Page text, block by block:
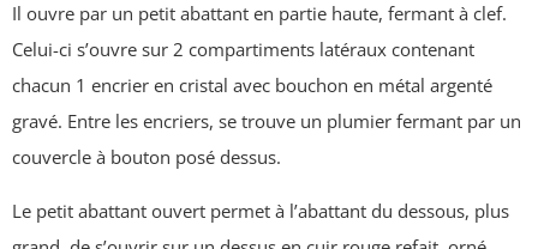
Il ouvre par un petit abattant en partie haute, fermant à clef.
Celui-ci s’ouvre sur 2 compartiments latéraux contenant
chacun 1 encrier en cristal avec bouchon en métal argenté
gravé. Entre les encriers, se trouve un plumier fermant par un
couvercle à bouton posé dessus.
Le petit abattant ouvert permet à l’abattant du dessous, plus